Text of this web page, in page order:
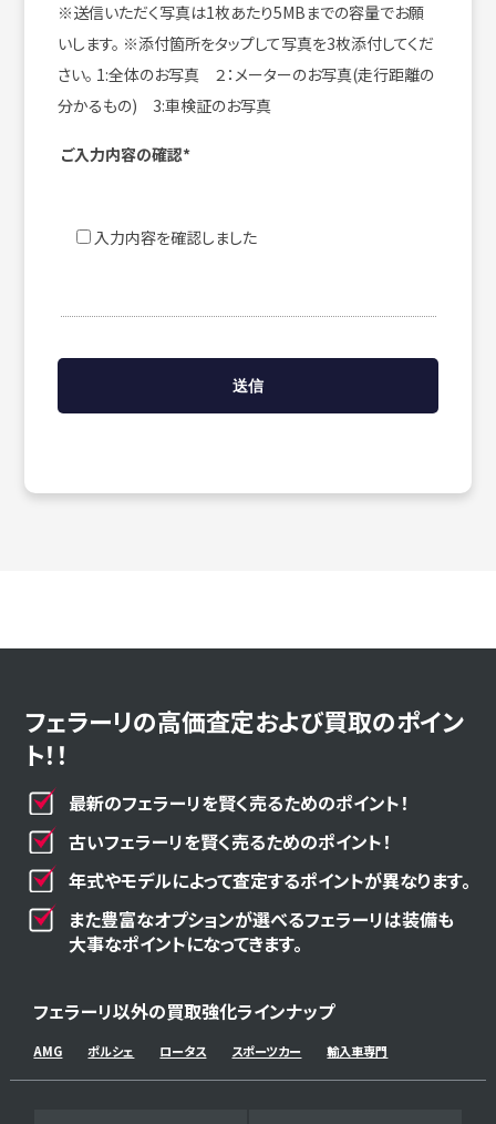
※送信いただく写真は1枚あたり5MBまでの容量でお願
いします。 ※添付箇所をタップして写真を3枚添付してくだ
さい。 1:全体のお写真 ２：メーターのお写真(走行距離の
分かるもの) 3:車検証のお写真
ご入力内容の確認*
入力内容を確認しました
フェラーリの高価査定および買取のポイン
ト！！
最新のフェラーリを賢く売るためのポイント！
古いフェラーリを賢く売るためのポイント！
年式やモデルによって査定するポイントが異なります。
また豊富なオプションが選べるフェラーリは装備も
大事なポイントになってきます。
フェラーリ以外の買取強化ラインナップ
AMG ポルシェ ロータス スポーツカー 輸入車専門